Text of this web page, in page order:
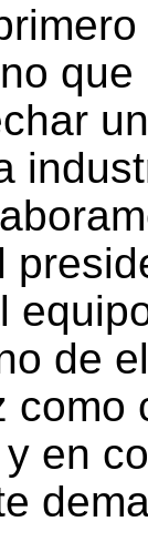
de
como
en